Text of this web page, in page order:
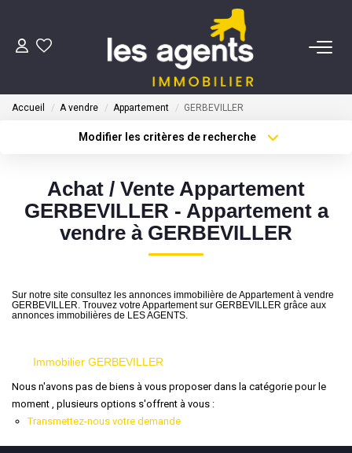
ACHETER
CONTACT
Accueil A vendre Appartement GERBEVILLER
Modifier les critères de recherche
Type de bien
Surface min
Budget max Plus de critères
Achat / Vente Appartement
GERBEVILLER - Appartement a
vendre à GERBEVILLER
Sur notre site consultez les annonces immobilière de Appartement à vendre
GERBEVILLER. Trouvez votre Appartement sur GERBEVILLER grâce aux
annonces immobilières de LES AGENTS.
Immobilier GERBEVILLER
Nous n'avons pas de biens à vous proposer dans la catégorie pour le
moment , plusieurs options s'offrent à vous :
Transmettez-nous votre demande